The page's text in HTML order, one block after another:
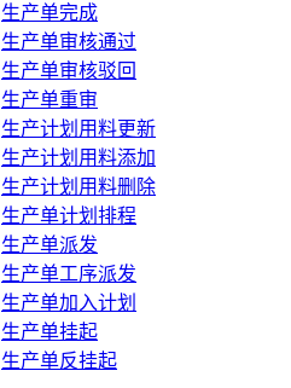
生产单完成
生产单审核通过
生产单审核驳回
生产单重审
生产计划用料更新
生产计划用料添加
生产计划用料删除
生产单计划排程
生产单派发
生产单工序派发
生产单加入计划
生产单挂起
生产单反挂起